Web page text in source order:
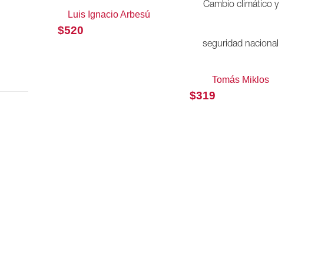
Luis Ignacio Arbesú
$520
Cambio climático y
seguridad nacional
Tomás Miklos
$319